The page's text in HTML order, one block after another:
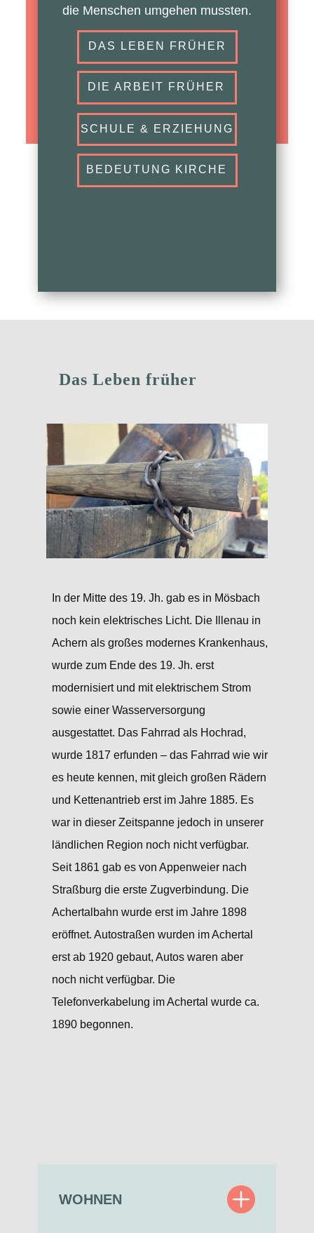
die Menschen umgehen mussten.
DAS LEBEN ​FRÜHER
DIE ARBEIT​ FRÜHER
SCHULE & ERZIEHUNG
BEDEUTUNG KIRCHE
Das Leben​ früher
In der Mitte des 19. Jh. gab es in Mösbach
noch kein elektrisches Licht. Die Illenau in
Achern als großes modernes Krankenhaus,
wurde zum Ende des 19. Jh. erst
modernisiert und mit elektrischem Strom
sowie einer Wasserversorgung
ausgestattet. Das Fahrrad als Hochrad,
wurde 1817 erfunden – das Fahrrad wie wir
es heute kennen, mit gleich großen Rädern
und Kettenantrieb erst im Jahre 1885. Es
war in dieser Zeitspanne jedoch in unserer
ländlichen Region noch nicht verfügbar.
Seit 1861 gab es von Appenweier nach
Straßburg die erste Zugverbindung. Die
Achertalbahn wurde erst im Jahre 1898
eröffnet. Autostraßen wurden im Achertal
erst ab 1920 gebaut, Autos waren aber
noch nicht verfügbar. Die
Telefonverkabelung im Achertal ​wurde ca.
1890 begonnen.
WOHNEN